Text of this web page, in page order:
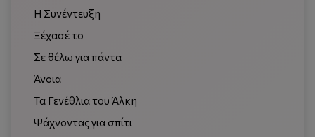
Η Συνέντευξη
Ξέχασέ το
Σε θέλω για πάντα
Άνοια
Τα Γενέθλια του Άλκη
Ψάχνοντας για σπίτι